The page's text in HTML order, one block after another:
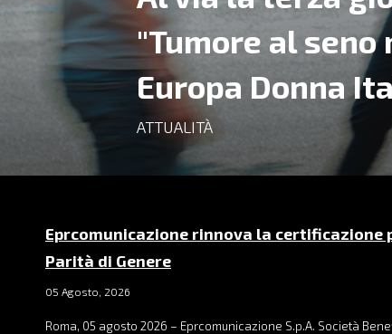
"Tumore al seno
Europa Donna
ATTUALITÀ
Eprcomunicazione rinnova la certificazione
Parità di Genere
05 Agosto, 2026
Roma, 05 agosto 2026 – Eprcomunicazione S.p.A. Società